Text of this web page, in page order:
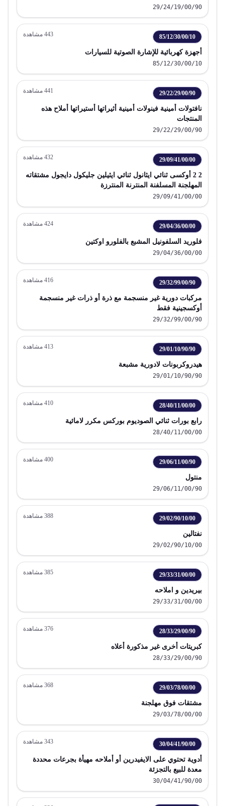
29/24/19/00/90
85/12/30/00/10
443 مشاهدة
أجهزة كهربائية للإشارة الصوتية للسيارات
85/12/30/00/10
29/22/29/00/90
441 مشاهدة
نافتولات أمينية فينولات أمينية أثيراتها أستيراتها أملاح هذه
المنتجات
29/22/29/00/90
29/09/41/00/00
432 مشاهدة
2 2 أوكسى ثنائي ايثانول ثنائي ايثيلين جليكول دايجول مشتقاته
المهلجنة المسلفنة المنترنة المنترزة
29/09/41/00/00
29/04/36/00/00
424 مشاهدة
فلوريد السلفونيل المشبع بالفلورو اوكتين
29/04/36/00/00
29/32/99/00/90
416 مشاهدة
مركبات دورية غير منسجمة مع ذرة أو ذرات غير منسجمة
أوكسجينية فقط
29/32/99/00/90
29/01/10/90/90
413 مشاهدة
هيدروكربونات لادورية مشبعة
29/01/10/90/90
28/40/11/00/00
410 مشاهدة
رابع بورات ثنائي الصوديوم بوركس مكرر لامائية
28/40/11/00/00
29/06/11/00/90
400 مشاهدة
منتول
29/06/11/00/90
29/02/90/10/00
388 مشاهدة
نفتالين
29/02/90/10/00
29/33/31/00/00
385 مشاهدة
بيريدين و املاحه
29/33/31/00/00
28/33/29/00/90
376 مشاهدة
كبريتات أخرى غير مذكورة أعلاه
28/33/29/00/90
29/03/78/00/00
368 مشاهدة
مشتقات فوق مهلجنة
29/03/78/00/00
30/04/41/90/00
343 مشاهدة
أدوية تحتوي على الايفيدرين أو أملاحه مهيأة بجرعات محددة
معدة للبيع بالتجزئة
30/04/41/90/00